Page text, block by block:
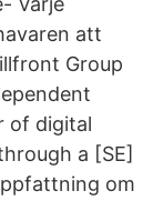
att
Group
of digital
a [SE]
om